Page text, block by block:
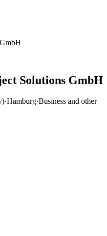
Solutions GmbH
·Hamburg·Business and other